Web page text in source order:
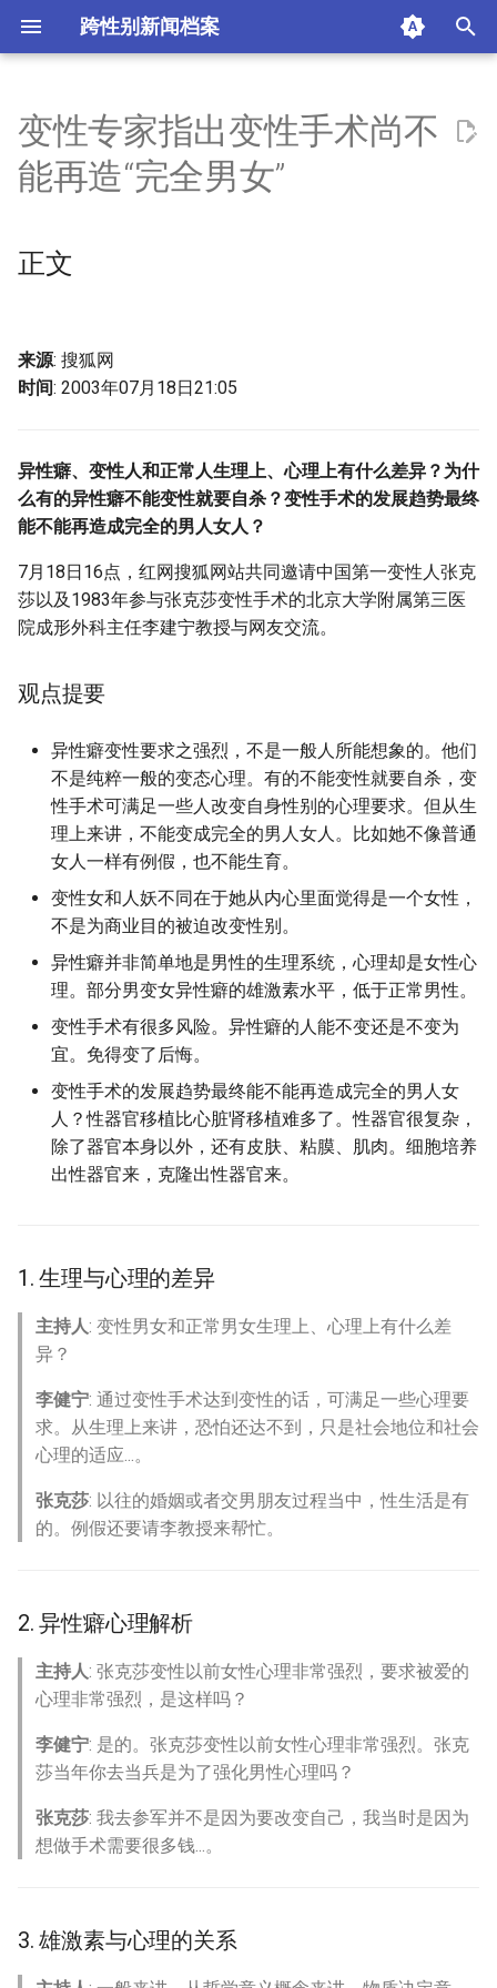
跨性别新闻档案
t
a
i
z
n
g
e
a
正文
1. 生理与心理的差异
3. 雄激素与心理的关系
5. 未来的变性手术
6. 公开身份的心理变化
7. 出书的目的
摘要与附加信息
附加信息 [Processed Page
变性专家指出变性手术尚不
能再造“完全男女”
正文
来源: 搜狐网
时间: 2003年07月18日21:05
异性癖、变性人和正常人生理上、心理上有什么差异？为什
么有的异性癖不能变性就要自杀？变性手术的发展趋势最终
能不能再造成完全的男人女人？
7月18日16点，红网搜狐网站共同邀请中国第一变性人张克
莎以及1983年参与张克莎变性手术的北京大学附属第三医
院成形外科主任李建宁教授与网友交流。
观点提要
异性癖变性要求之强烈，不是一般人所能想象的。他们
不是纯粹一般的变态心理。有的不能变性就要自杀，变
性手术可满足一些人改变自身性别的心理要求。但从生
理上来讲，不能变成完全的男人女人。比如她不像普通
女人一样有例假，也不能生育。
变性女和人妖不同在于她从内心里面觉得是一个女性，
不是为商业目的被迫改变性别。
异性癖并非简单地是男性的生理系统，心理却是女性心
理。部分男变女异性癖的雄激素水平，低于正常男性。
变性手术有很多风险。异性癖的人能不变还是不变为
宜。免得变了后悔。
变性手术的发展趋势最终能不能再造成完全的男人女
人？性器官移植比心脏肾移植难多了。性器官很复杂，
除了器官本身以外，还有皮肤、粘膜、肌肉。细胞培养
出性器官来，克隆出性器官来。
1. 生理与心理的差异
主持人: 变性男女和正常男女生理上、心理上有什么差
异？
李健宁: 通过变性手术达到变性的话，可满足一些心理要
求。从生理上来讲，恐怕还达不到，只是社会地位和社会
心理的适应...。
张克莎: 以往的婚姻或者交男朋友过程当中，性生活是有
的。例假还要请李教授来帮忙。
2. 异性癖心理解析
主持人: 张克莎变性以前女性心理非常强烈，要求被爱的
心理非常强烈，是这样吗？
李健宁: 是的。张克莎变性以前女性心理非常强烈。张克
莎当年你去当兵是为了强化男性心理吗？
张克莎: 我去参军并不是因为要改变自己，我当时是因为
想做手术需要很多钱...。
3. 雄激素与心理的关系